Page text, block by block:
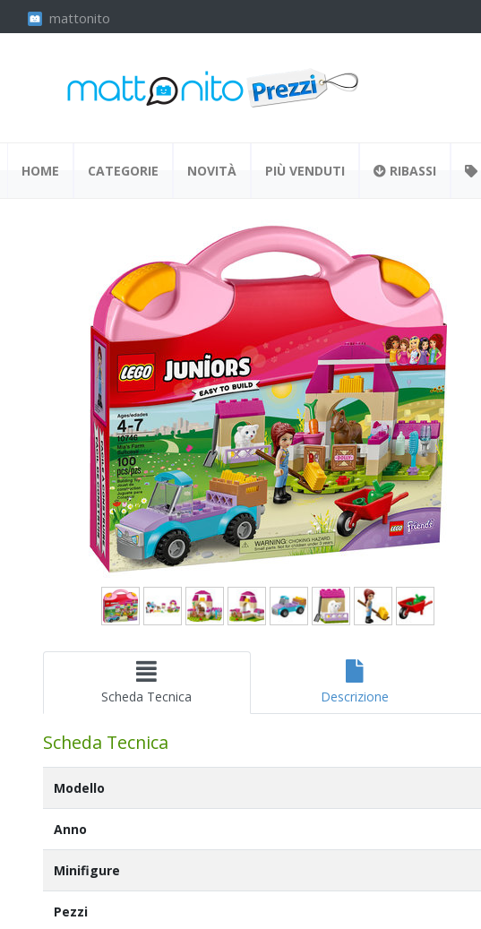
mattonito
HOME CATEGORIE NOVITÀ PIÙ VENDUTI RIBASSI
Scheda Tecnica Descrizione
Scheda Tecnica
Modello
Anno
Minifigure
Pezzi